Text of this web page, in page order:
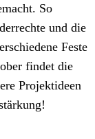
So
und die
Feste
findet die
Projektideen